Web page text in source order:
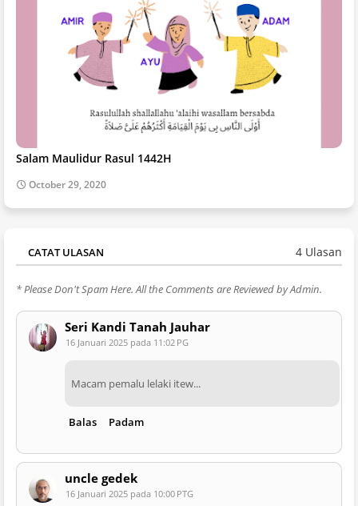
Salam Maulidur Rasul 1442H
October 29, 2020
CATAT ULASAN 4 Ulasan
* Please Don't Spam Here. All the Comments are Reviewed by Admin.
Seri Kandi Tanah Jauhar
16 Januari 2025 pada 11:02 PG
Macam pemalu lelaki itew...
Balas Padam
uncle gedek
16 Januari 2025 pada 10:00 PTG